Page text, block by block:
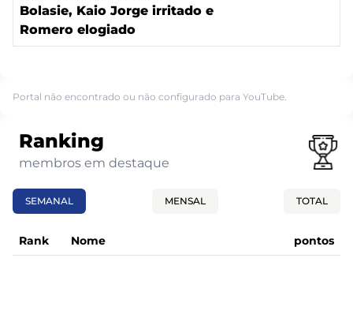
Bolasie, Kaio Jorge irritado e
Romero elogiado
Portal não encontrado ou não configurado para YouTube.
Ranking
membros em destaque
SEMANAL MENSAL TOTAL
Rank Nome pontos